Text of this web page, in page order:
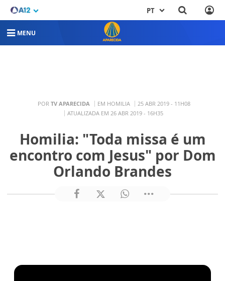
PT
MENU
POR TV APARECIDA EM HOMILIA
25 ABR 2019 - 11H08
ATUALIZADA EM 26 ABR 2019 - 16H35
Homilia: "Toda missa é um
encontro com Jesus" por Dom
Orlando Brandes